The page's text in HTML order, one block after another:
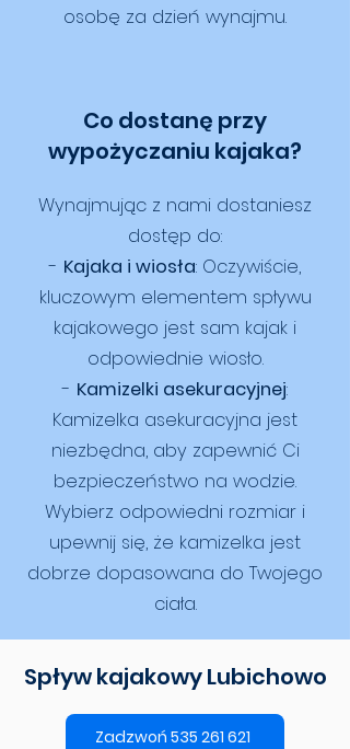
osobę za dzień wynajmu.
Co dostanę przy
wypożyczaniu kajaka?
Wynajmując z nami dostaniesz
dostęp do:
- Kajaka i wiosła: Oczywiście,
kluczowym elementem spływu
kajakowego jest sam kajak i
odpowiednie wiosło.
- Kamizelki asekuracyjnej:
Kamizelka asekuracyjna jest
niezbędna, aby zapewnić Ci
bezpieczeństwo na wodzie.
Wybierz odpowiedni rozmiar i
upewnij się, że kamizelka jest
dobrze dopasowana do Twojego
ciała.
Spływ kajakowy Lubichowo
Zadzwoń 535 261 621